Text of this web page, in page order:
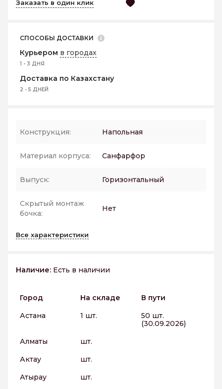
Заказать в один клик
СПОСОБЫ ДОСТАВКИ
Курьером в городах
1 - 3 ДНЯ
Доставка по Казахстану
2 - 5 ДНЕЙ
Конструкция: Напольная
Материал корпуса: Санфарфор
Выпуск: Горизонтальный
Скрытый монтаж
бочка:
Нет
Все характеристики
Наличие: Есть в наличии
Город На складе
В пути
Астана
1 шт.
50 шт.
(30.09.2026)
Алматы
шт.
Актау
шт.
Атырау
шт.